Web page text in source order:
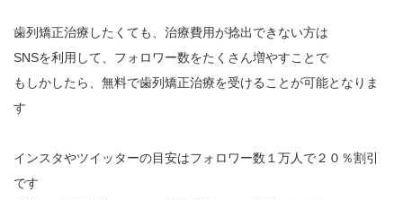
歯列矯正治療したくても、治療費用が捻出できない方は
SNSを利用して、フォロワー数をたくさん増やすことで
もしかしたら、無料で歯列矯正治療を受けることが可能となりま
す
インスタやツイッターの目安はフォロワー数１万人で２０％割引
です